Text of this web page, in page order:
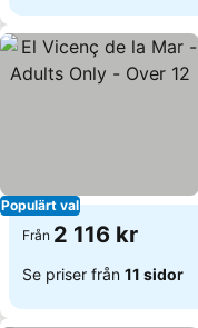
Populärt val
Från 2 116 kr
Se priser från 11 sidor